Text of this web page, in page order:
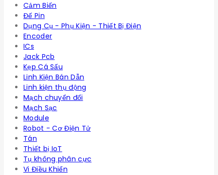
Cảm Biến
Đế Pin
Dụng Cụ - Phụ Kiện - Thiết Bị Điện
Encoder
ICs
Jack Pcb
Kẹp Cá Sấu
Linh Kiện Bán Dẫn
Linh kiện thụ động
Mạch chuyển đổi
Mạch Sạc
Module
Robot - Cơ Điện Tử
Tán
Thiết bị IoT
Tụ không phân cực
Vi Điều Khiển